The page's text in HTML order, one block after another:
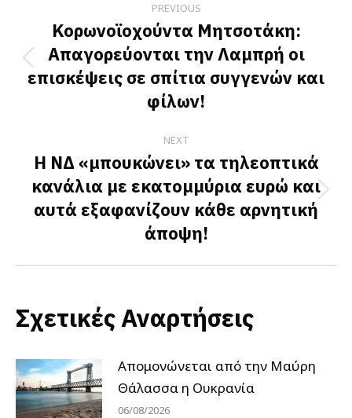
navigation
PREVIOUS
Previous
post:
Κορωνοϊοχούντα Μητσοτάκη:
Απαγορεύονται την Λαμπρή οι
επισκέψεις σε σπίτια συγγενών και
φίλων!
NEXT
Next
post:
Η ΝΔ «μπουκώνει» τα τηλεοπτικά
κανάλια με εκατομμύρια ευρώ και
αυτά εξαφανίζουν κάθε αρνητική
άποψη!
Σχετικές Αναρτήσεις
Απομονώνεται από την Μαύρη
Θάλασσα η Ουκρανία
06/08/2026